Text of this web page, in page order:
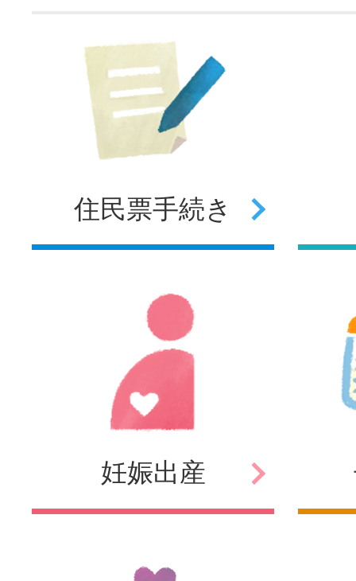
住民票手続き
妊娠出産